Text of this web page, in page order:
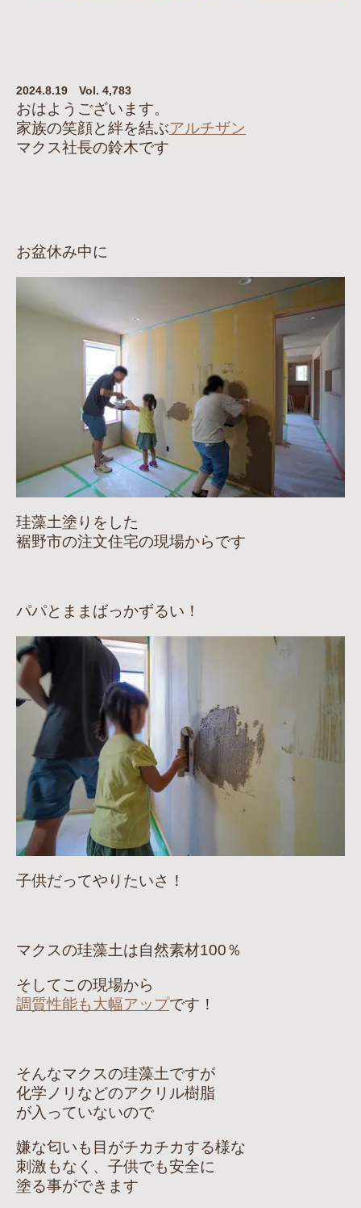
2024.8.19 Vol. 4,783
おはようございます。
家族の笑顔と絆を結ぶアルチザン
マクス社長の鈴木です
お盆休み中に
珪藻土塗りをした
裾野市の注文住宅の現場からです
パパとままばっかずるい！
子供だってやりたいさ！
マクスの珪藻土は自然素材100％
そしてこの現場から
調質性能も大幅アップです！
そんなマクスの珪藻土ですが
化学ノリなどのアクリル樹脂
が入っていないので
嫌な匂いも目がチカチカする様な
刺激もなく、子供でも安全に
塗る事ができます